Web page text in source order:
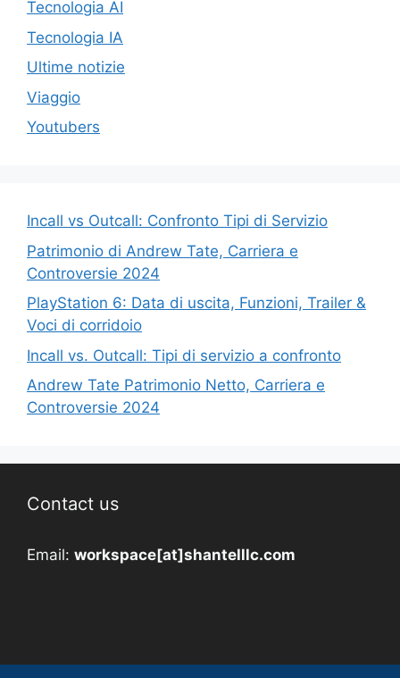
Tecnologia AI
Tecnologia IA
Ultime notizie
Viaggio
Youtubers
Incall vs Outcall: Confronto Tipi di Servizio
Patrimonio di Andrew Tate, Carriera e
Controversie 2024
PlayStation 6: Data di uscita, Funzioni, Trailer &
Voci di corridoio
Incall vs. Outcall: Tipi di servizio a confronto
Andrew Tate Patrimonio Netto, Carriera e
Controversie 2024
Contact us
Email: workspace[at]shantelllc.com